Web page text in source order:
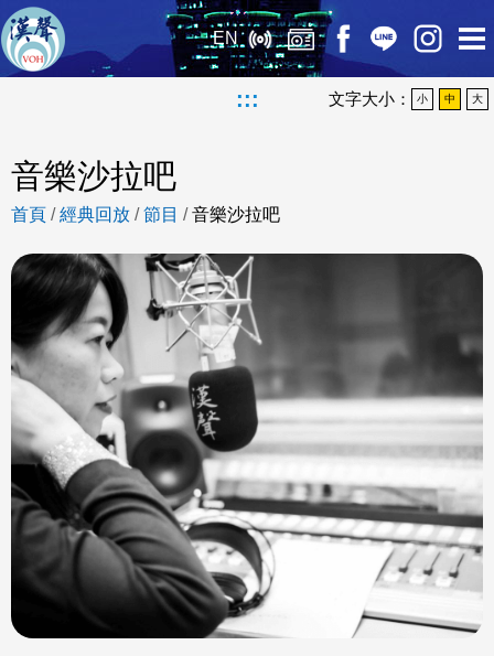
EN
::: 文字大小： 小 中 大
音樂沙拉吧
首頁 /經典回放 /節目 /音樂沙拉吧